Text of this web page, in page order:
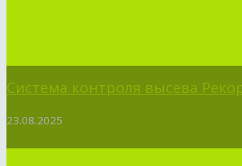
Система контроля высева
23.08.2025